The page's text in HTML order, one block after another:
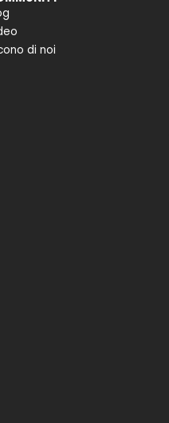
di noi